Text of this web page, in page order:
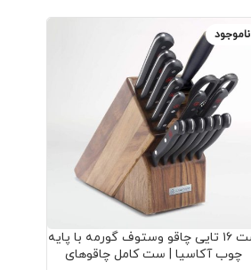
ناموجود
ست ۱۶ تایی چاقو وستوف گورمه با پایه
چوب آکاسیا | ست کامل چاقوهای